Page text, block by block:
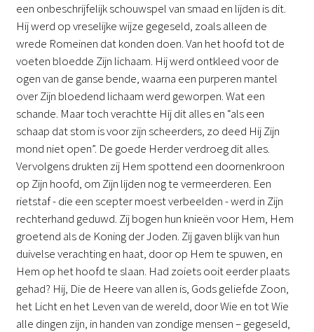
een onbeschrijfelijk schouwspel van smaad en lijden is dit.
Hij werd op vreselijke wijze gegeseld, zoals alleen de
wrede Romeinen dat konden doen. Van het hoofd tot de
voeten bloedde Zijn lichaam. Hij werd ontkleed voor de
ogen van de ganse bende, waarna een purperen mantel
over Zijn bloedend lichaam werd geworpen. Wat een
schande. Maar toch verachtte Hij dit alles en “als een
schaap dat stom is voor zijn scheerders, zo deed Hij Zijn
mond niet open”. De goede Herder verdroeg dit alles.
Vervolgens drukten zij Hem spottend een doornenkroon
op Zijn hoofd, om Zijn lijden nog te vermeerderen. Een
rietstaf - die een scepter moest verbeelden - werd in Zijn
rechterhand geduwd. Zij bogen hun knieën voor Hem, Hem
groetend als de Koning der Joden. Zij gaven blijk van hun
duivelse verachting en haat, door op Hem te spuwen, en
Hem op het hoofd te slaan. Had zoiets ooit eerder plaats
gehad? Hij, Die de Heere van allen is, Gods geliefde Zoon,
het Licht en het Leven van de wereld, door Wie en tot Wie
alle dingen zijn, in handen van zondige mensen – gegeseld,